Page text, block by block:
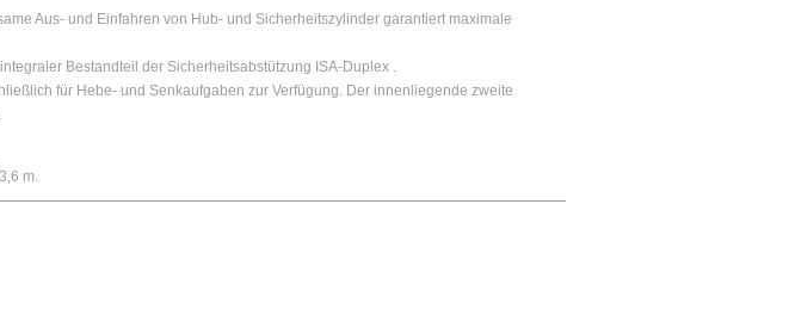
Aus- und Einfahren von Hub- und Sicherheitszylinder garantiert maximale
Bestandteil der Sicherheitsabstützung ISA-Duplex .
für Hebe- und Senkaufgaben zur Verfügung. Der innenliegende zweite
m.